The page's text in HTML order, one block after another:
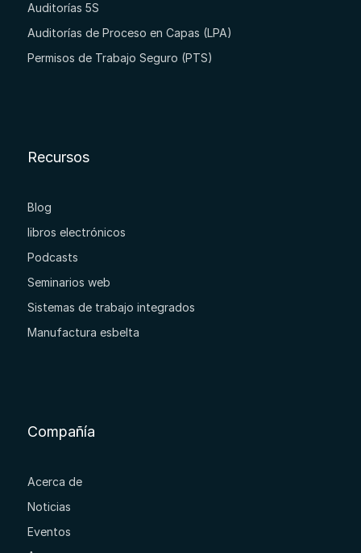
Auditorías 5S
Auditorías de Proceso en Capas (LPA)
Permisos de Trabajo Seguro (PTS)
Recursos
Blog
libros electrónicos
Podcasts
Seminarios web
Sistemas de trabajo integrados
Manufactura esbelta
Compañía
Acerca de
Noticias
Eventos